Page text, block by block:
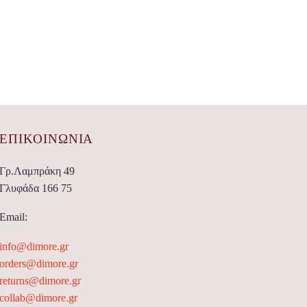
ΕΠΙΚΟΙΝΩΝΊΑ
Γρ.Λαμπράκη 49
Γλυφάδα 166 75
Email:
info@dimore.gr
orders@dimore.gr
returns@dimore.gr
collab@dimore.gr